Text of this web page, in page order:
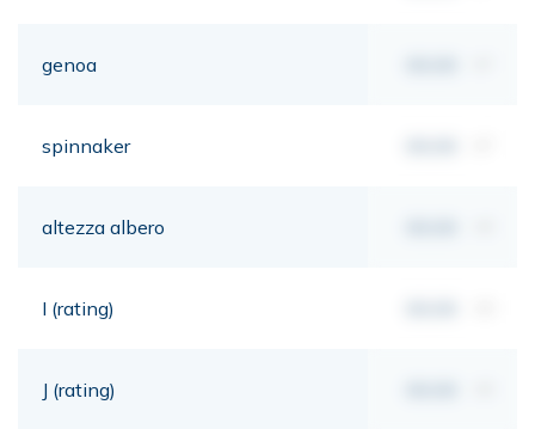
genoa
spinnaker
altezza albero
I (rating)
J (rating)